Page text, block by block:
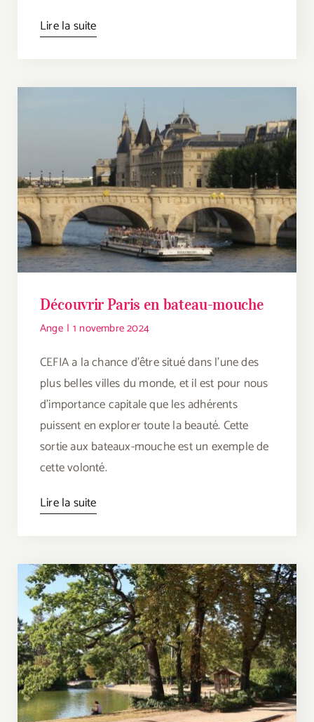
Lire la suite
Découvrir Paris en bateau-mouche
Ange | 1 novembre 2024
CEFIA a la chance d’être situé dans l’une des
plus belles villes du monde, et il est pour nous
d’importance capitale que les adhérents
puissent en explorer toute la beauté. Cette
sortie aux bateaux-mouche est un exemple de
cette volonté.
Lire la suite